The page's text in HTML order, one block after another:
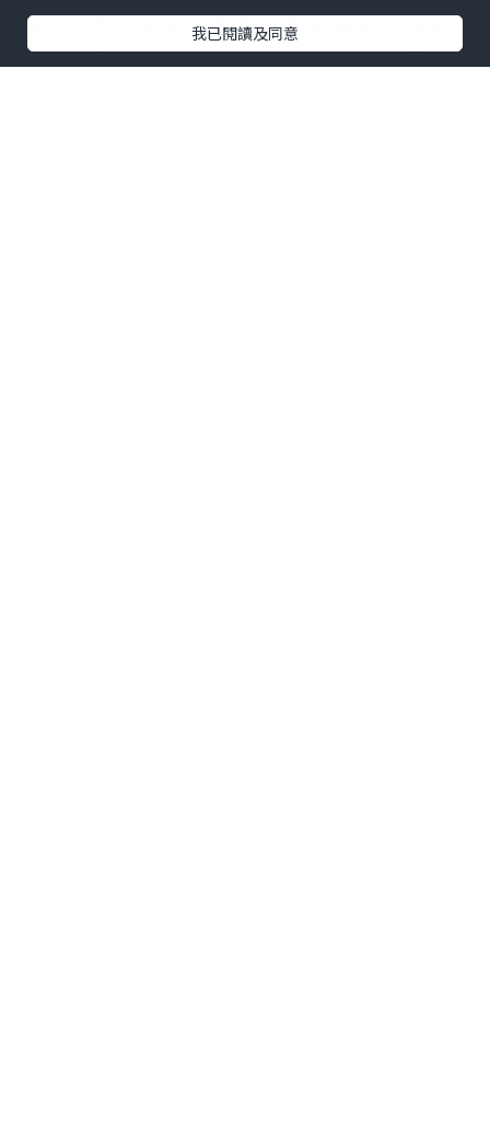
菜、沙律、飲品、甜品、湯以自助方式提
供。鍾意飲酒嘅哩到一定啱晒，唔止有啤
我已閱讀及同意